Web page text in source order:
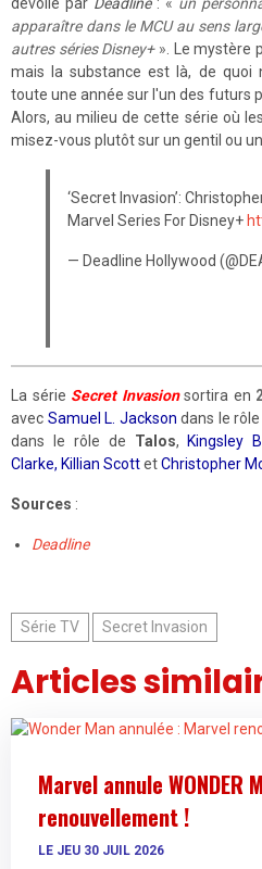
apparaître dans le MCU au sens
autres séries Disney+» . Le mystère
mais la substance est là, de quoi
toute une année sur l'un des futurs
Alors, au milieu de cette série où
misez-vous plutôt sur un gentil ou
‘Secret Invasion’:
Marvel Series For Disney+
— Deadline Hollywood
La série Secret Invasionsortira en
avec Samuel L. Jackson dans le
dans le rôle de Talos, Kingsley
Clarke, Killian ScottetChristopher
Sources :
Deadline
Série TV Secret Invasion
Articles
Marvel annule WONDER
renouvellement !
LE JEU 30 JUIL 2026